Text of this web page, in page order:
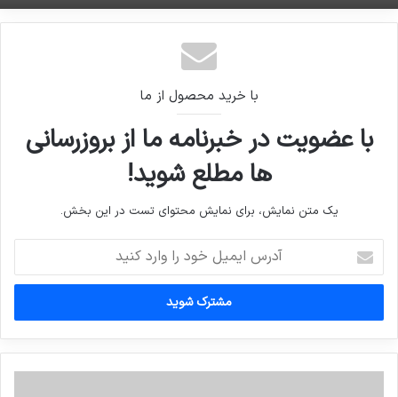
با خرید محصول از ما
با عضویت در خبرنامه ما از بروزرسانی
ها مطلع شوید!
یک متن نمایش، برای نمایش محتوای تست در این بخش.
ایمیل
خود
وارد
کنید